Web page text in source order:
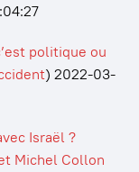
politique ou
) 2022-03-
Israël ?
Michel Collon